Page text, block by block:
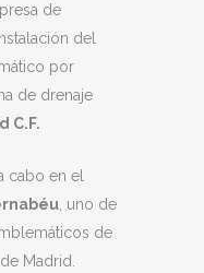
de
del
por
de drenaje
C.F.
cabo en el
, uno de
de
Madrid.